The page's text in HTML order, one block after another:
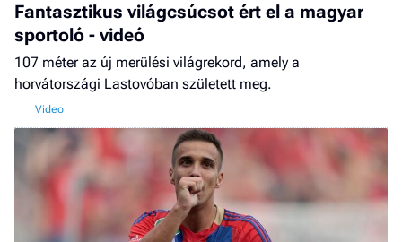
Fantasztikus világcsúcsot ért el a magyar
sportoló - videó
107 méter az új merülési világrekord, amely a
horvátországi Lastovóban született meg.